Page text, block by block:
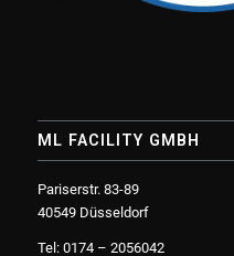
ML FACILITY GMBH
Pariserstr. 83-89
40549 Düsseldorf
Tel: 0174 – 2056042